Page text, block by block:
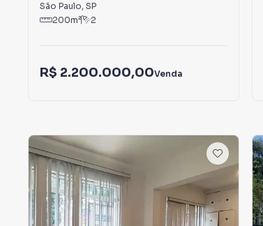
São Paulo, SP
200m² 2
R$ 2.200.000,00Venda